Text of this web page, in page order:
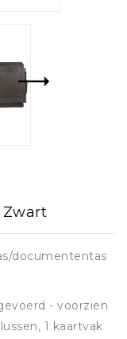
Zwart
documententas
- voorzien
1 kaartvak